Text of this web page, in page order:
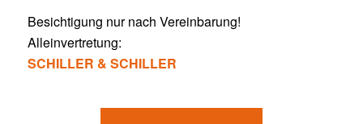
Besichtigung nur nach Vereinbarung!
Alleinvertretung:
SCHILLER & SCHILLER